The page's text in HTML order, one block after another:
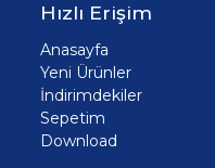
Hızlı Erişim
Anasayfa
Yeni Ürünler
İndirimdekiler
Sepetim
Download